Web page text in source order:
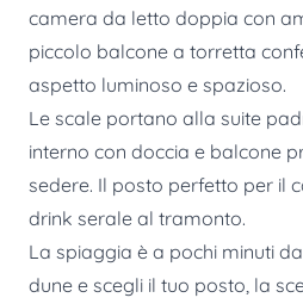
camera da letto doppia con
piccolo balcone a torretta
aspetto luminoso e spazioso.
Le scale portano alla suite
interno con doccia e balcone
sedere. Il posto perfetto per il
drink serale al tramonto.
La spiaggia è a pochi minuti
dune e scegli il tuo posto, la